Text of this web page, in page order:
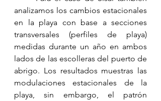
analizamos los cambios estacionales
en la playa con base a secciones
transversales (perfiles de playa)
medidas durante un año en ambos
lados de las escolleras del puerto de
abrigo. Los resultados muestras las
modulaciones estacionales de la
playa, sin embargo, el patrón